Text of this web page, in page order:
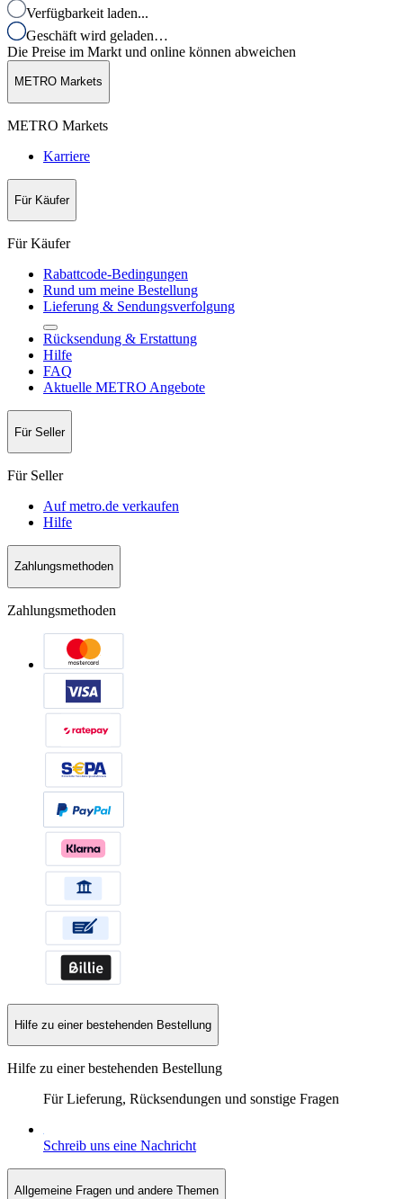
Verfügbarkeit laden...
Geschäft wird geladen…
Die Preise im Markt und online können abweichen
METRO Markets
METRO Markets
Karriere
Für Käufer
Für Käufer
Rabattcode-Bedingungen
Rund um meine Bestellung
Lieferung & Sendungsverfolgung
Rücksendung & Erstattung
Hilfe
FAQ
Aktuelle METRO Angebote
Für Seller
Für Seller
Auf metro.de verkaufen
Hilfe
Zahlungsmethoden
Zahlungsmethoden
Hilfe zu einer bestehenden Bestellung
Hilfe zu einer bestehenden Bestellung
Für Lieferung, Rücksendungen und sonstige Fragen
Schreib uns eine Nachricht
Allgemeine Fragen und andere Themen